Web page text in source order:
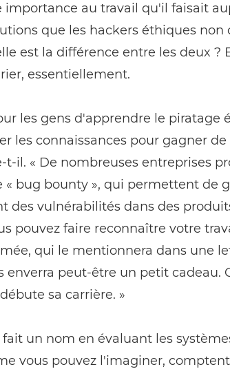
importance au travail qu'il faisait
que les hackers éthiques non
est la différence entre les deux ?
essentiellement.
les gens d'apprendre le piratage
les connaissances pour gagner
t-il. « De nombreuses entreprises
« bug bounty », qui permettent de
des vulnérabilités dans des
pouvez faire reconnaître votre
qui le mentionnera dans une
enverra peut-être un petit cadeau.
sa carrière. »
fait un nom en évaluant les
vous pouvez l'imaginer,